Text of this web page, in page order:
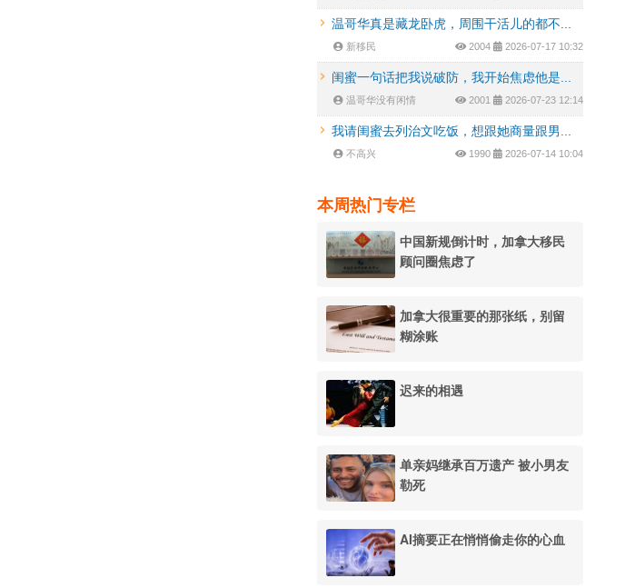
温哥华真是藏龙卧虎，周围干活儿的都不...
新移民 2004 2026-07-17 10:32
闺蜜一句话把我说破防，我开始焦虑他是...
温哥华没有闲情 2001 2026-07-23 12:14
我请闺蜜去列治文吃饭，想跟她商量跟男...
不高兴 1990 2026-07-14 10:04
本周热门专栏
中国新规倒计时，加拿大移民
顾问圈焦虑了
加拿大很重要的那张纸，别留
糊涂账
迟来的相遇
单亲妈继承百万遗产 被小男友
勒死
AI摘要正在悄悄偷走你的心血